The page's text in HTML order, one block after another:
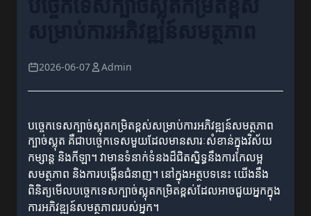
2026-06-07 Admin
បច្ចេកទេសក្បាច់ស្លុតកម្រិតខ្ពស់សម្រាប់ការអភិវឌ្ឍន៍សមត្ថភាព
ក្បាច់ស្លុត គឺជាបច្ចេកទេសមួយដែលមានសារៈសំខាន់ក្នុងវិស័យ
កម្សាន្ត និងកីឡា។ វាមានទំនាក់ទំនងដ៏ជិតស្និទ្ធនឹងការកែលម្អ
សមត្ថភាព និងការបង្កើនជំនាញ។ នៅក្នុងអត្ថបទនេះ យើងនឹង
ពិនិត្យមើលបច្ចេកទេសក្បាច់ស្លុតកម្រិតខ្ពស់ដែលអាចជួយអ្នកក្នុង
ការអភិវឌ្ឍន៍សមត្ថភាពរបស់អ្នក។